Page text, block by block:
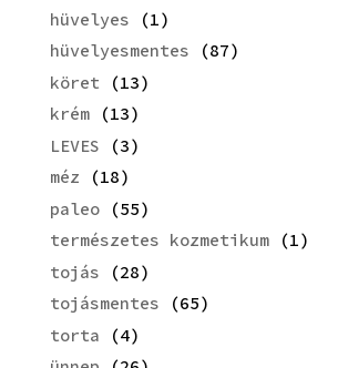
hüvelyes (1)
hüvelyesmentes (87)
köret (13)
krém(13)
LEVES (3)
méz (18)
paleo(55)
természetes kozmetikum(1)
tojás (28)
tojásmentes (65)
torta (4)